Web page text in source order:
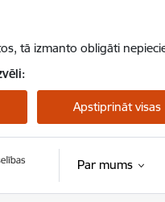
tā izmanto obligāti
Apstiprināt visas
Par mums